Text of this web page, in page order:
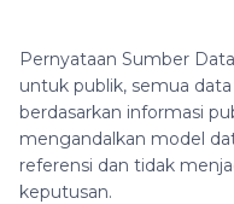
Pernyataan Sumber
untuk publik, semua
berdasarkan informasi
mengandalkan model
referensi dan tidak
keputusan.